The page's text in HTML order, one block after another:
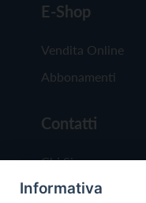
E-Shop
Vendita Online
Abbonamenti
Contatti
Chi Siamo
Redazione
Informativa